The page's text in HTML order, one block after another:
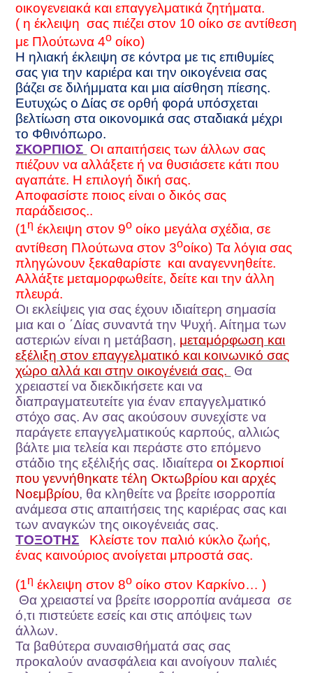
οικογενειακά και επαγγελματικά ζητήματα.
( η έκλειψη σας πιέζει στον 10 οίκο σε αντίθεση
με Πλούτωνα 4ο οίκο)
Η ηλιακή έκλειψη σε κόντρα με τις επιθυμίες
σας για την καριέρα και την οικογένεια σας
βάζει σε διλήμματα και μια αίσθηση πίεσης.
Ευτυχώς ο Δίας σε ορθή φορά υπόσχεται
βελτίωση στα οικονομικά σας σταδιακά μέχρι
το Φθινόπωρο.
ΣΚΟΡΠΙΟΣ Οι απαιτήσεις των άλλων σας
πιέζουν να αλλάξετε ή να θυσιάσετε κάτι που
αγαπάτε. Η επιλογή δική σας.
Αποφασίστε ποιος είναι ο δικός σας
παράδεισος..
(1η έκλειψη στον 9ο οίκο μεγάλα σχέδια, σε
αντίθεση Πλούτωνα στον 3οοίκο) Τα λόγια σας
πληγώνουν ξεκαθαρίστε και αναγεννηθείτε.
Αλλάξτε μεταμορφωθείτε, δείτε και την άλλη
πλευρά.
Οι εκλείψεις για σας έχουν ιδιαίτερη σημασία
μια και ο ΄Δίας συναντά την Ψυχή. Αίτημα των
αστεριών είναι η μετάβαση, μεταμόρφωση και
εξέλιξη στον επαγγελματικό και κοινωνικό σας
χώρο αλλά και στην οικογένειά σας. Θα
χρειαστεί να διεκδικήσετε και να
διαπραγματευτείτε για έναν επαγγελματικό
στόχο σας. Αν σας ακούσουν συνεχίστε να
παράγετε επαγγελματικούς καρπούς, αλλιώς
βάλτε μια τελεία και περάστε στο επόμενο
στάδιο της εξέλιξής σας. Ιδιαίτεραοι Σκορπιοί
που γεννήθηκατε τέλη Οκτωβρίου και αρχές
Νοεμβρίου, θα κληθείτε να βρείτε ισορροπία
ανάμεσα στις απαιτήσεις της καριέρας σας και
των αναγκών της οικογένειάς σας.
ΤΟΞΟΤΗΣ
Κλείστε τον παλιό κύκλο ζωής,
ένας καινούριος ανοίγεται μπροστά σας.
(1η έκλειψη στον 8ο οίκο στον Καρκίνο… )
Θα χρειαστεί να βρείτε ισορροπία ανάμεσα σε
ό,τι πιστεύετε εσείς και στις απόψεις των
άλλων.
Τα βαθύτερα συναισθήματά σας σας
προκαλούν ανασφάλεια και ανοίγουν παλιές